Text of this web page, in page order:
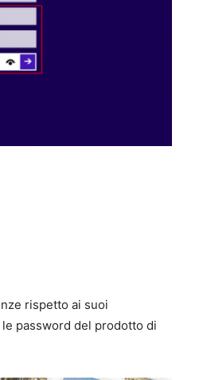
rispetto ai suoi
password del prodotto di